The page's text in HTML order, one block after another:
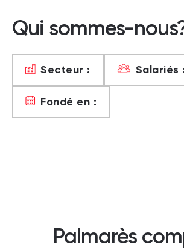
Qui sommes-
Secteur : Salariés :
Fondé en :
Palmarès